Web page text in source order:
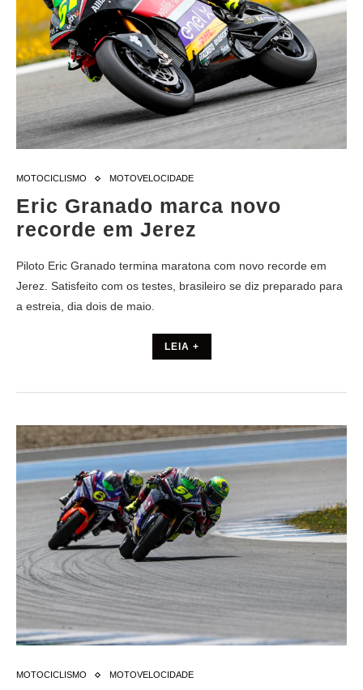
MOTOCICLISMO MOTOVELOCIDADE
Eric Granado marca novo
recorde em Jerez
Piloto Eric Granado termina maratona com novo recorde em
Jerez. Satisfeito com os testes, brasileiro se diz preparado para
a estreia, dia dois de maio.
LEIA +
MOTOCICLISMO MOTOVELOCIDADE